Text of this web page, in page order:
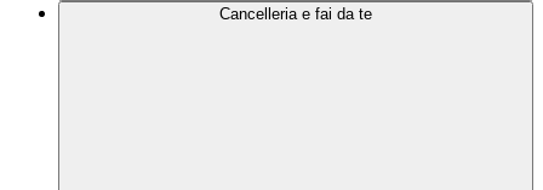
Cancelleria e fai da te